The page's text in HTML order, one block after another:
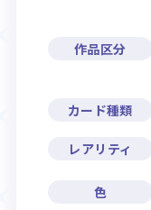
作品区分
カード種類
レアリティ
色